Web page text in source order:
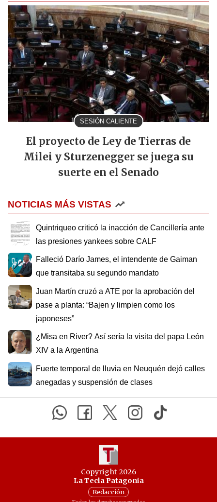
SESIÓN CALIENTE
El proyecto de Ley de Tierras de
Milei y Sturzenegger se juega su
suerte en el Senado
NOTICIAS MÁS VISTAS
Quintriqueo criticó la inacción de Cancillería ante
las presiones yankees sobre CALF
Falleció Darío James, el intendente de Gaiman
que transitaba su segundo mandato
Juan Martín cruzó a ATE por la aprobación del
pase a planta: “Bajen y limpien como los
japoneses”
¿Misa en River? Así sería la visita del papa León
XIV a la Argentina
Fuerte temporal de lluvia en Neuquén dejó calles
anegadas y suspensión de clases
Copyright 2026
La Tecla Patagonia
Redacción